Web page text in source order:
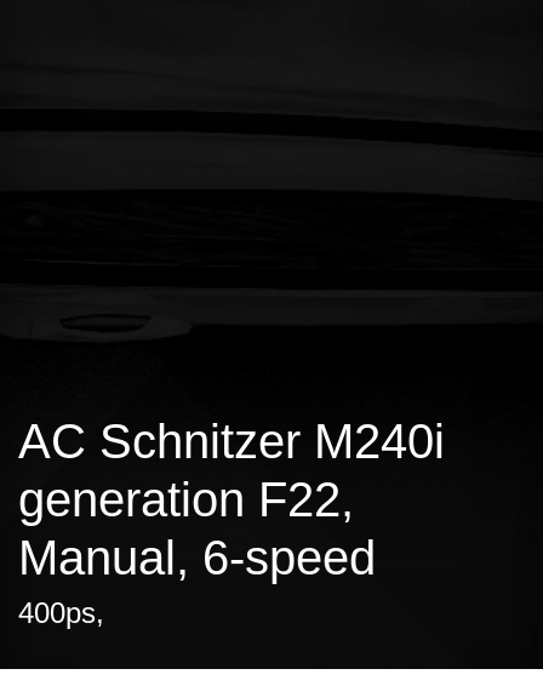
AC Schnitzer M240i
generation F22,
Manual, 6-speed
400ps,